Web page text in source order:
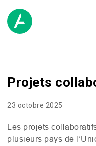
Projets
23 octobre 2025
Les projets
plusieurs pays de